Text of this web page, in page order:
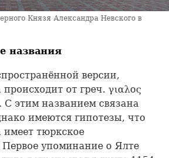
Князя Александра Невского в
названия
версии,
от греч. γιαλος
С этим названием связана
имеются гипотезы, что
имеет тюркское
упоминание о Ялте